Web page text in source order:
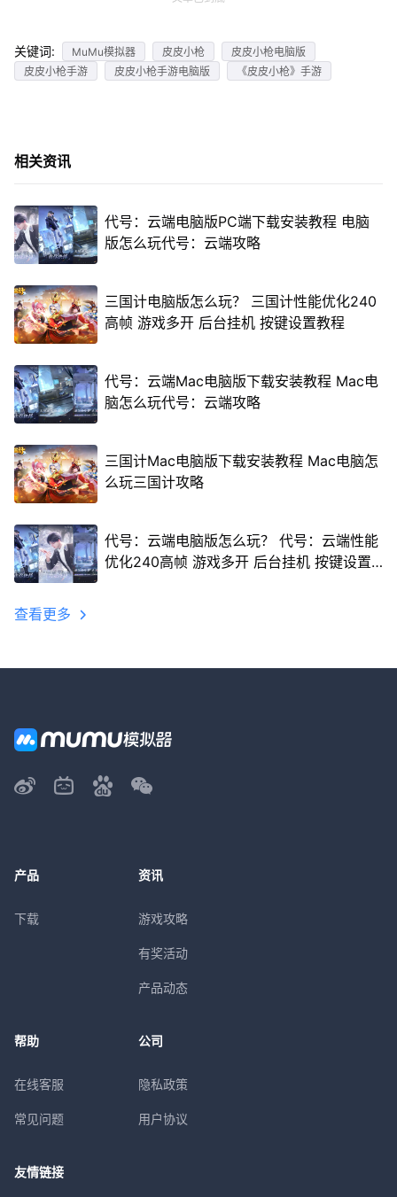
关键词: MuMu模拟器 皮皮小枪
皮皮小枪电脑版
皮皮小枪手游
皮皮小枪手游电脑版 《皮皮小枪》手游
相关资讯
代号：云端电脑版PC端下载安装教程 电脑
版怎么玩代号：云端攻略
三国计电脑版怎么玩？ 三国计性能优化240
高帧 游戏多开 后台挂机 按键设置教程
代号：云端Mac电脑版下载安装教程 Mac电
脑怎么玩代号：云端攻略
三国计Mac电脑版下载安装教程 Mac电脑怎
么玩三国计攻略
代号：云端电脑版怎么玩？ 代号：云端性能
优化240高帧 游戏多开 后台挂机 按键设置
查看更多
产品
下载
资讯
游戏攻略
有奖活动
产品动态
帮助
在线客服
常见问题
公司
隐私政策
用户协议
友情链接